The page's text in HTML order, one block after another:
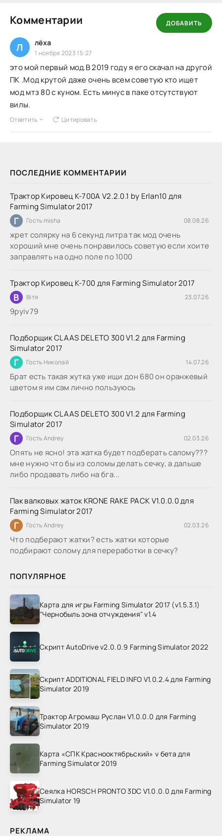
ПОСЛЕДНИЕ КОММЕНТАРИИ
Трактор Кировец К-700А V2.2.0.1 by Erlan10 для
Farming Simulator 2017
Г Гость misha 08.08.26
жрет солярку на 6 секунд литра так мод очень
хороший мне очень понравилось советую если хоите
заправлять на одно поле по 1000
Трактор Кировец К-700 для Farming Simulator 2017
В Вітя 23.07.26
9руіv79
Подборщик CLAAS DELETO 300 V1.2 для Farming
Simulator 2017
Г Гость Николай 14.07.26
Брат есть такая жутка уже ищи дон 680 он оранжевый
цветом я им сам лично пользуюсь
Подборщик CLAAS DELETO 300 V1.2 для Farming
Simulator 2017
Г Гость Andrey 02.03.26
Опять не ясно! эта жатка будет подберать салому???
мне нужно что бы из соломы делать сечку, а дальше
либо продавать либо на бга...
Пак валковых жаток KRONE RAKE PACK V1.0.0.0 для
Farming Simulator 2017
Г Гость Andrey 02.03.26
Что подберают жатки? есть жатки которые
подбирают солому для переработки в сечку?
Комментарии ДОБАВИТЬ
Л лёха
1 ноября 2023 15:27
это мой первый мод.В 2019 году я его скачал на другой
ПК .Мод крутой даже очень всем советую кто ищет
мод мтз 80 с куном. Есть минус в паке отсутствуют
вилы.
Ответить Цитировать
ПОПУЛЯРНОЕ
Карта для игры Farming Simulator 2017 (v1.5.3.1)
"Чернобыль зона отчуждения" v1.4
Скрипт AutoDrive v2.0.0.9 Farming Simulator 2022
Скрипт ADDITIONAL FIELD INFO V1.0.2.4 для Farming
Simulator 2019
Трактор Агромаш Руслан V1.0.0.0 для Farming
Simulator 2019
Карта «СПК Краснооктябрьский» v бета для
Farming Simulator 2019
Сеялка HORSCH PRONTO 3DC V1.0.0.0 для Farming
Simulator 19
РЕКЛАМА